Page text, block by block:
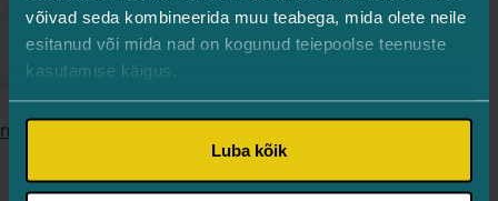
võivad seda kombineerida muu teabega, mida olete neile
esitanud või mida nad on kogunud teiepoolse teenuste
kasutamise käigus.
Luba kõik
Posts
navigation
newer